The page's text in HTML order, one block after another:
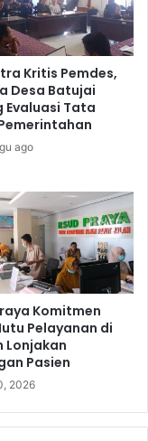
Kritis Pemdes,
Desa Batujai
Evaluasi Tata
ago
Komitmen
Pelayanan di
Lonjakan
Pasien
2026